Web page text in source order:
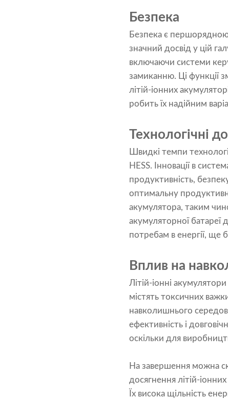
Безпека
Безпека є першорядною
значний досвід у цій
включаючи системи
замиканню. Ці функції
літій-іонних
робить їх надійним
Технологічні
Швидкі темпи
HESS. Інновації в
продуктивність,
оптимальну
акумулятора, таким
акумуляторної
потребам в енергії, ще
Вплив на
Літій-іонні
містять токсичних
навколишнього
ефективність і
оскільки для
На завершення можна
досягнення літій-
Їх висока щільність